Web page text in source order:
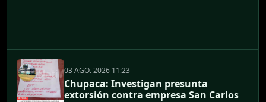
03 AGO. 2026 11:23
Chupaca: Investigan presunta
extorsión contra empresa San Carlos